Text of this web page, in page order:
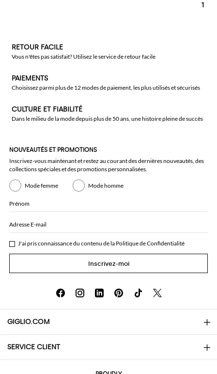
1
RETOUR FACILE
Vous n'êtes pas satisfait? Utilisez le service de retour facile
PAIEMENTS
Choisissez parmi plus de 12 modes de paiement, les plus utilisés et sécurisés
CULTURE ET FIABILITÉ
Dans le milieu de la mode depuis plus de 50 ans, une histoire pleine de succès
NOUVEAUTÉS ET PROMOTIONS
Inscrivez-vous maintenant et restez au courant des dernières nouveautés, des
collections spéciales et des promotions personnalisées.
Mode femme Mode homme
Prénom
Adresse E-mail
J'ai pris connaissance du contenu de la Politique de Confidentialité
Inscrivez-moi
GIGLIO.COM
About
SERVICE CLIENT